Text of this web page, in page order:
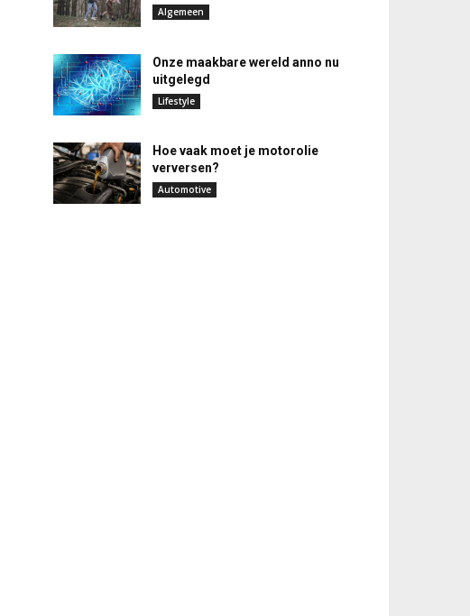
Algemeen
Onze maakbare wereld anno nu
uitgelegd
Lifestyle
Hoe vaak moet je motorolie
verversen?
Automotive